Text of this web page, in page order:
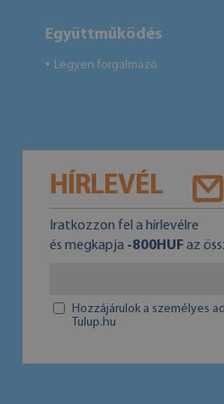
Együttműködés
● Legyen forgalmazó
HÍRLEVÉL
Iratkozzon fel a hírlevélre
és megkapja -800HUFaz
Hozzájárulok a személyes
Tulup.hu